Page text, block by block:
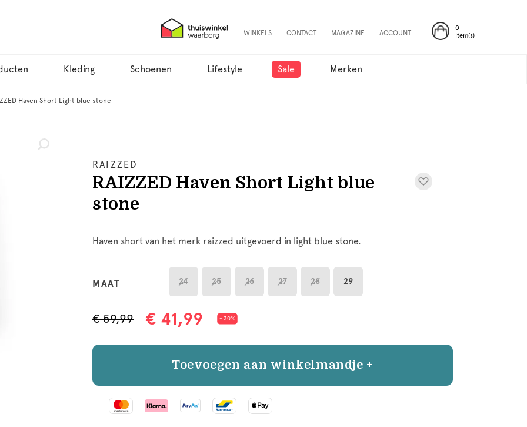
0
Item(s)
WINKELS CONTACT MAGAZINE ACCOUNT
Kleding Schoenen Lifestyle Sale Merken
Haven Short Light blue stone
RAIZZED
RAIZZED Haven Short Light blue
stone
Haven short van het merk raizzed uitgevoerd in light blue stone.
MAAT 24 25 26 27 28 29
€ 59,99 € 41,99 - 30%
Toevoegen aan winkelmandje +